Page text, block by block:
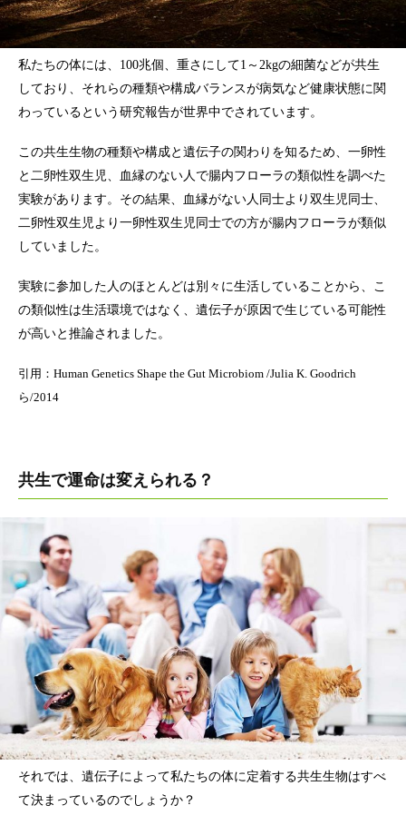
私たちの体には、100兆個、重さにして1～2kgの細菌などが共生
しており、それらの種類や構成バランスが病気など健康状態に関
わっているという研究報告が世界中でされています。
この共生生物の種類や構成と遺伝子の関わりを知るため、一卵性
と二卵性双生児、血縁のない人で腸内フローラの類似性を調べた
実験があります。その結果、血縁がない人同士より双生児同士、
二卵性双生児より一卵性双生児同士での方が腸内フローラが類似
していました。
実験に参加した人のほとんどは別々に生活していることから、こ
の類似性は生活環境ではなく、遺伝子が原因で生じている可能性
が高いと推論されました。
引用：Human Genetics Shape the Gut Microbiom /Julia K. Goodrich
ら/2014
共生で運命は変えられる？
それでは、遺伝子によって私たちの体に定着する共生生物はすべ
て決まっているのでしょうか？